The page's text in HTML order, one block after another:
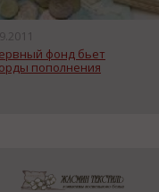
фонд бьет
пополнения